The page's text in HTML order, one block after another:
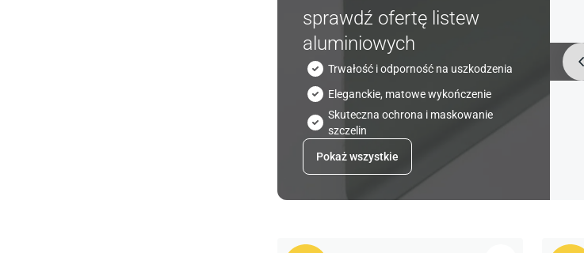
sprawdź ofertę listew
aluminiowych
Trwałość i odporność na uszkodzenia
Eleganckie, matowe wykończenie
Skuteczna ochrona i maskowanie
szczelin
Pokaż wszystkie